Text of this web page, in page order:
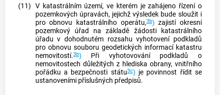
(11) V katastrálním území, ve kterém je zahájeno řízení o
pozemkových úpravách, jejichž výsledek bude sloužit i
pro obnovu katastrálního operátu,3b) zajistí okresní
pozemkový úřad na základě žádosti katastrálního
úřadu v dohodnutém rozsahu vyhotovení podkladů
pro obnovu souboru geodetických informací katastru
nemovitostí.3b) Při vyhotovování podkladů o
nemovitostech důležitých z hlediska obrany, vnitřního
pořádku a bezpečnosti státu3c) je povinnost řídit se
ustanoveními příslušných předpisů.